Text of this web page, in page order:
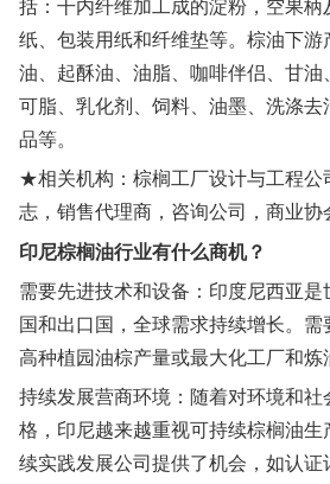
括：干内纤维加工成的淀粉，空果柄
纸、包装用纸和纤维垫等。棕油下游
油、起酥油、油脂、咖啡伴侣、甘
可脂、乳化剂、饲料、油墨、洗涤去
品等。
★相关机构：棕榈工厂设计与工程公
志，销售代理商，咨询公司，商业协
印尼棕榈油行业有什么商机？
需要先进技术和设备：印度尼西亚
国和出口国，全球需求持续增长。
高种植园油棕产量或最大化工厂和炼
持续发展营商环境：随着对环境和
格，印尼越来越重视可持续棕榈油
续实践发展公司提供了机会，如认证